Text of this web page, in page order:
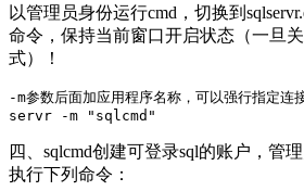
以管理员身份运行cmd，切换到
命令，保持当前窗口开启状态（一旦
式）！
-m参数后面加应用程序名称，可以强行指定连
servr -m "sqlcmd"
四、sqlcmd创建可登录sql的账户，管
执行下列命令：